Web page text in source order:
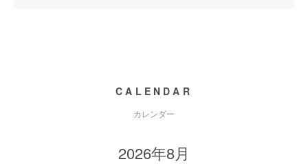
CALENDAR
カレンダー
2026年8月